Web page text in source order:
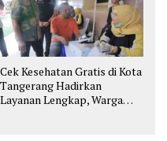
Cek Kesehatan Gratis di Kota
Tangerang Hadirkan
Layanan Lengkap, Warga